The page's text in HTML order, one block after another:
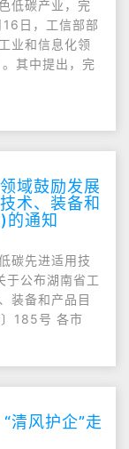
低碳产业，完
日，工信部部
业和信息化领
其中提出，完
域鼓励发展
术、装备和
通知
碳先进适用技
公布湖南省工
装备和产品目
185号 各市
清风护企”走